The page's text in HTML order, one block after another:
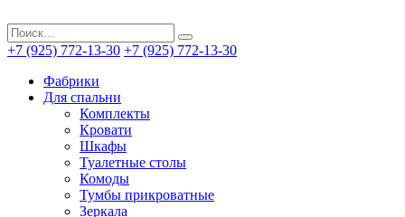
+7 (925) 772-13-30 +7 (925) 772-13-30
Фабрики
Для спальни
Комплекты
Кровати
Шкафы
Туалетные столы
Комоды
Тумбы прикроватные
Зеркала